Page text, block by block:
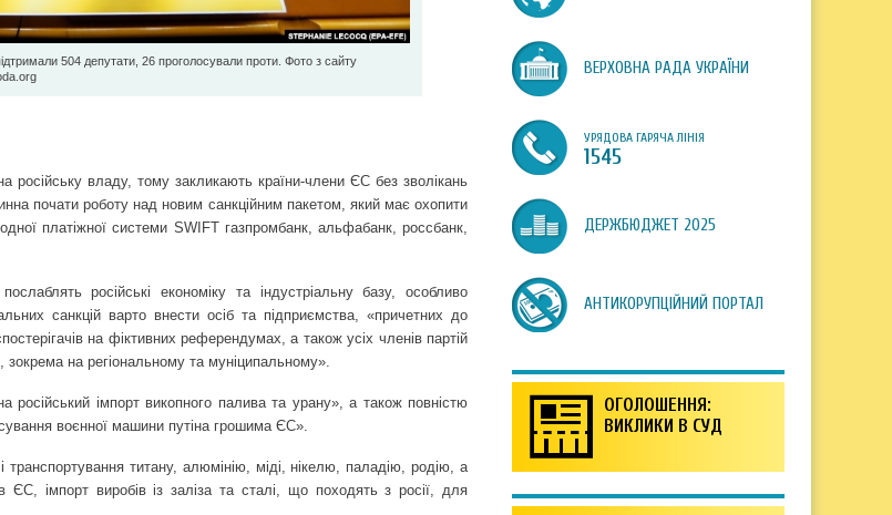
504 депутати, 26 проголосували проти. Фото з сайту
владу, тому закликають країни-члени ЄС без зволікань
почати роботу над новим санкційним пакетом, який має охопити
платіжної системи SWIFT газпромбанк, альфабанк, россбанк,
російські економіку та індустріальну базу, особливо
санкцій варто внести осіб та підприємства, «причетних до
на фіктивних референдумах, а також усіх членів партій
на регіональному та муніципальному».
імпорт викопного палива та урану», а також повністю
воєнної машини путіна грошима ЄС».
титану, алюмінію, міді, нікелю, паладію, родію, а
ЄС, імпорт виробів із заліза та сталі, що походять з росії, для
ВЕРХОВНА РАДА УКРАЇНИ
УРЯДОВА ГАРЯЧА ЛІНІЯ
1545
ДЕРЖБЮДЖЕТ 2025
АНТИКОРУПЦІЙНИЙ ПОРТАЛ
ОГОЛОШЕННЯ:
ВИКЛИКИ В СУД